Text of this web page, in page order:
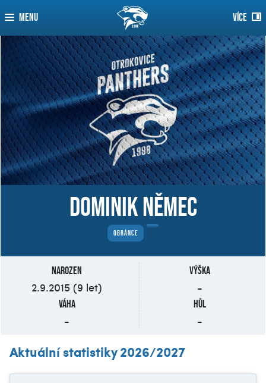
MENU VÍCE
Dominik Němec
OBRÁNCE
Narozen
2.9.2015 (9 let)
Výška
-
Váha
-
Hůl
-
Aktuální statistiky 2026/2027